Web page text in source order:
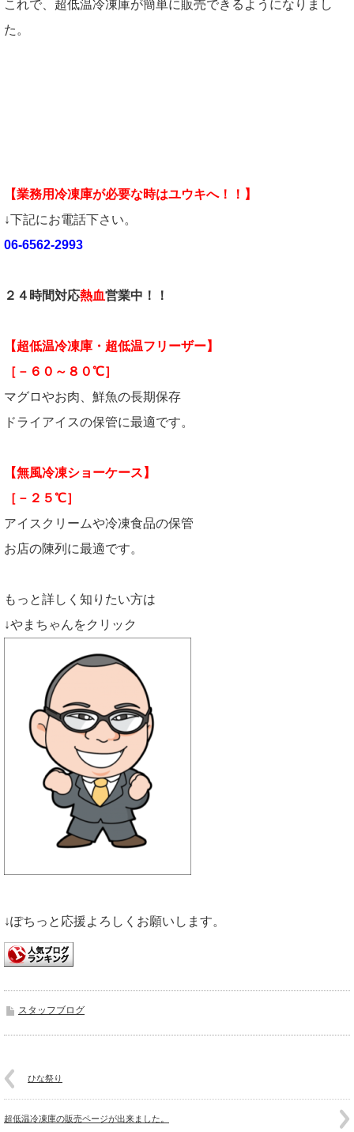
これで、超低温冷凍庫が簡単に販売できるようになりまし
た。
【業務用冷凍庫が必要な時はユウキへ！！】
↓下記にお電話下さい。
06-6562-2993
２４時間対応熱血営業中！！
【超低温冷凍庫・超低温フリーザー】
［－６０～８０℃］
マグロやお肉、鮮魚の長期保存
ドライアイスの保管に最適です。
【無風冷凍ショーケース】
［－２５℃］
アイスクリームや冷凍食品の保管
お店の陳列に最適です。
もっと詳しく知りたい方は
↓やまちゃんをクリック
↓ぽちっと応援よろしくお願いします。
スタッフブログ
ひな祭り
超低温冷凍庫の販売ページが出来ました。